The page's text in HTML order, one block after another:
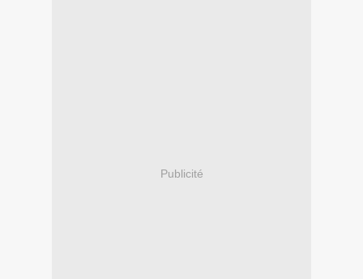
Publicité